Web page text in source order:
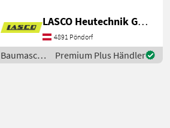
Mietpark. Der Greifer ist in
einem technisch sehr
gutem Zusta
LASCO Heutechnik GmbH
4891 Pöndorf
Baumaschinen
/ Lasco
Premium Plus Händler